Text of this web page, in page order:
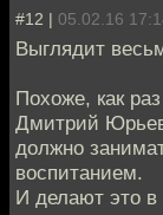
#12 | 05.02.16
Выглядит
Похоже, как
Дмитрий
должно
воспитанием.
И делают это в